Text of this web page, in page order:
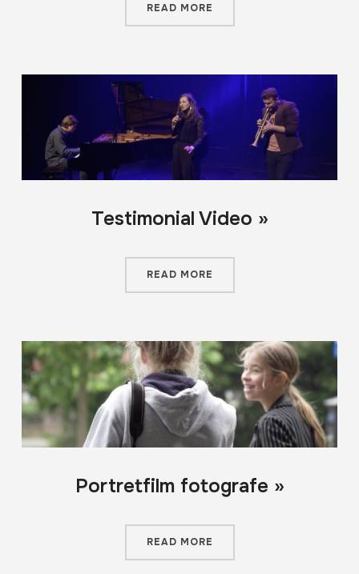
READ MORE
Testimonial Video »
READ MORE
Portretfilm fotografe »
READ MORE